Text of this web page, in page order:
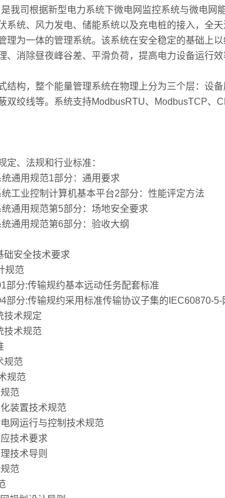
司根据新型电力系统下微电网监控系统与微电网
系统、风力发电、储能系统以及充电桩的接入，全
理为一体的管理系统。该系统在安全稳定的基础上
、消除昼夜峰谷差、平滑负荷，提高电力设备运行
构，整个能量管理系统在物理上分为三个层：设
双绞线等。系统支持ModbusRTU、ModbusTCP
、法规和行业标准：
通用规范1部分：通用要求
业控制计算机基本平台2部分：性能评定方法
用规范第5部分：场地安全要求
通用规范第6部分：验收大纲
安全技术要求
规范
分:传输规约基本远动任务配套标准
分:传输规约采用标准传输协议子集的IEC60870-5-
术规定
术规范
规范
规范
范
装置技术规范
网运行与控制技术规范
技术要求
技术导则
范